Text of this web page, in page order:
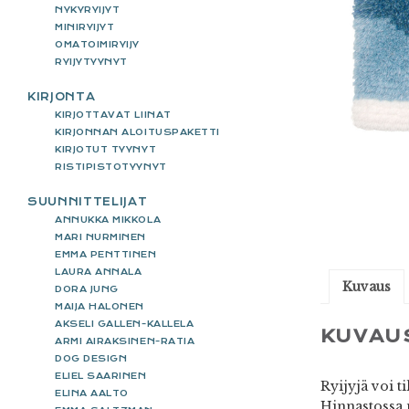
Kuvaus
Ryijyjä voi
NYKYRYIJYT
MINIRYIJYT
OMATOIMIRYIJY
RYIJYTYYNYT
KIRJONTA
KIRJOTTAVAT LIINAT
KIRJONNAN ALOITUSPAKETTI
KIRJOTUT TYYNYT
RISTIPISTOTYYNYT
SUUNNITTELIJAT
ANNUKKA MIKKOLA
MARI NURMINEN
EMMA PENTTINEN
LAURA ANNALA
DORA JUNG
MAIJA HALONEN
AKSELI GALLEN-KALLELA
ARMI AIRAKSINEN-RATIA
DOG DESIGN
ELIEL SAARINEN
ELINA AALTO